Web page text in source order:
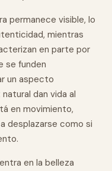
permanece visible, lo
mientras
en parte por
se funden
un aspecto
dan vida al
en movimiento,
desplazarse como si
en la belleza